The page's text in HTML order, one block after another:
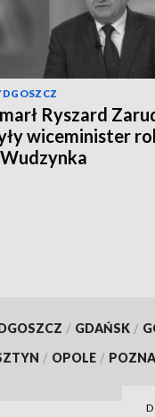
Ryszard
wiceminister
/ GDAŃSK /
/ OPOLE /